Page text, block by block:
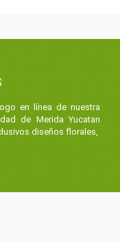
en línea de nuestra
de Merida Yucatan
diseños florales,